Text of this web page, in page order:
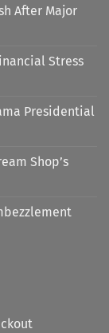
After Major
Stress
Presidential
Shop’s